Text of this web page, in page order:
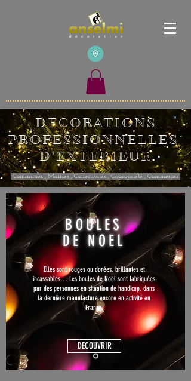
DECORATIONS
PROFESSIONNELLES
D'EXTERIEUR
Communes , Mairies , Collectivités , Copropriété , Commerces
BOULES
DENOEL
Elles sont rouges ou dorées, brillantes et
incassables… Les boules de Noël sont fabriquées
par des personnes en situation de handicap, dans
la dernière manufacture encore en activité en
France.
DECOUVRIR